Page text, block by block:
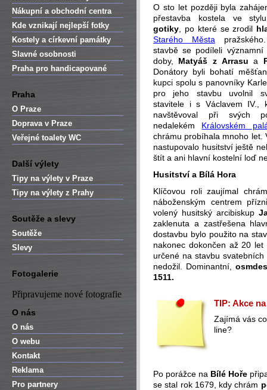
Nákupní a obchodní centra
Kde vznikají nejlepší fotky
Kostely a církevní památky
Slavné osobnosti
Praha pro handicapované
Praha
O Praze
Doprava v Praze
Veřejné toalety WC
Další výlety
Tipy na výlety v Praze
Tipy na výlety z Prahy
Soutěže a slevy
Soutěže
Slevy
Fotogalerie
Připravujeme nové fotografie
O nás
O nás
O webu
Kontakt
Reklama
Pro partnery
O sto let později byla
přestavba kostela ve stylu
gotiky , po které se zrodil
Starého Města
stavbě se podíleli významní
doby, Matyáš z Arrasua
Donátory byli bohatí
kupci spolu s panovníky
pro jeho stavbu uvolnil
stavitele i s Václavem IV.,
navštěvoval při svých
nedalekém Královském
chrámu probíhala mnoho let.
nastupovalo husitství ještě
štít a ani hlavní kostelní loď
Husitství a Bílá Hora
Klíčovou roli zaujímal
náboženským centrem
volený husitský arcibiskup
zaklenuta a zastřešena
dostavbu bylo použito na
nakonec dokončen až 20
určené na stavbu
nedožil. Dominantní,
1511.
TIP: Akce
Zajímá vás
line?
Po porážce na Bílé Hoře
se stal rok 1679, kdy chrám